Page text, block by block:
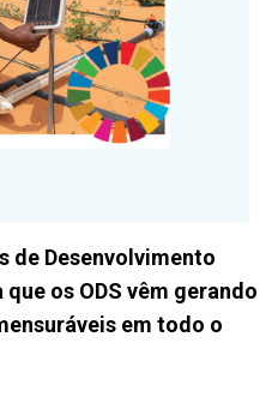
de Desenvolvimento
os ODS vêm gerando
em todo o